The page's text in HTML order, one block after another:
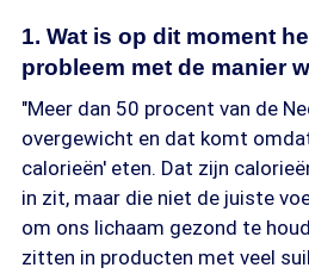
1. Wat is op dit moment
probleem met de manier
"Meer dan 50 procent van de
overgewicht en dat komt
calorieën' eten. Dat zijn
in zit, maar die niet de juiste
om ons lichaam gezond te
zitten in producten met veel